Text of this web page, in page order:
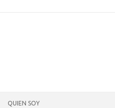
QUIEN SOY